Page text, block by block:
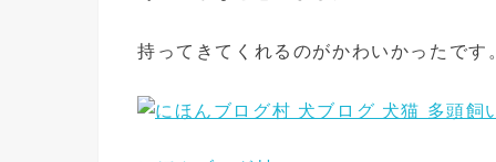
持ってきてくれるのがかわいかったです